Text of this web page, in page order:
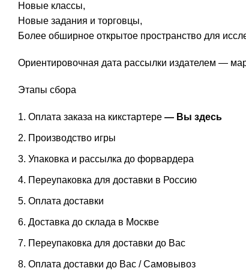
Новые классы,
Новые задания и торговцы,
Более обширное открытое пространство для
Ориентировочная дата рассылки издателем —
Этапы сбора
Оплата заказа на кикстартере — Вы здесь
Производство игры
Упаковка и рассылка до форвардера
Переупаковка для доставки в Россию
Оплата доставки
Доставка до склада в Москве
Переупаковка для доставки до Вас
Оплата доставки до Вас / Самовывоз